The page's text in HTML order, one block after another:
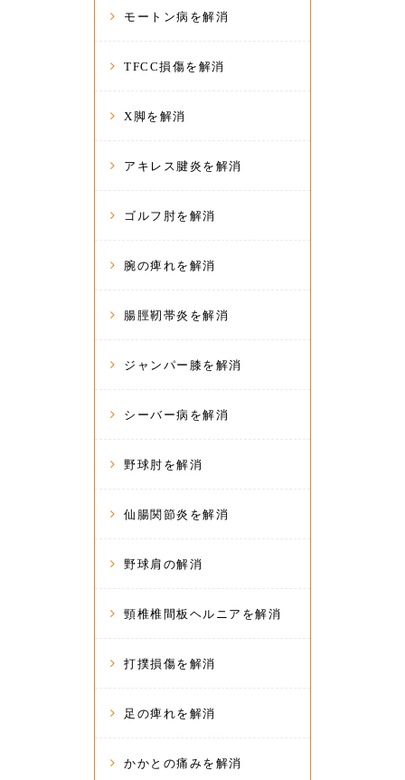
モートン病を解消
TFCC損傷を解消
X脚を解消
アキレス腱炎を解消
ゴルフ肘を解消
腕の痺れを解消
腸脛靭帯炎を解消
ジャンパー膝を解消
シーバー病を解消
野球肘を解消
仙腸関節炎を解消
野球肩の解消
頸椎椎間板ヘルニアを解消
打撲損傷を解消
足の痺れを解消
かかとの痛みを解消